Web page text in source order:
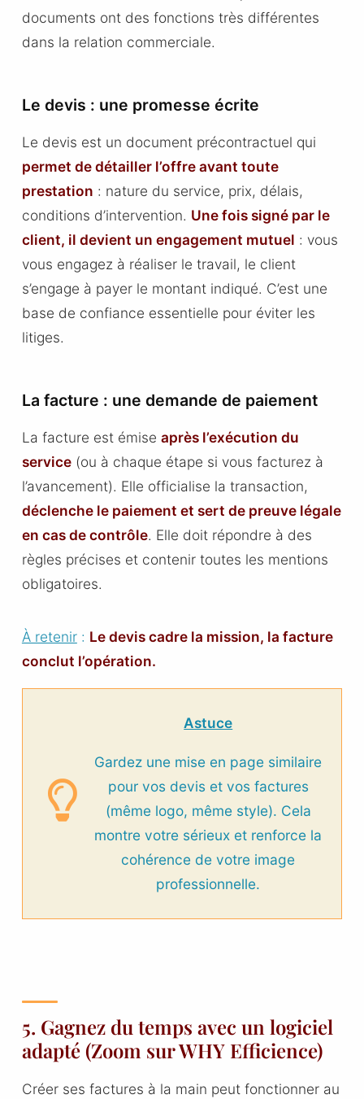
documents ont des fonctions très différentes
dans la relation commerciale.
Le devis : une promesse écrite
Le devis est un document précontractuel qui
permet de détailler l’offre avant toute
prestation : nature du service, prix, délais,
conditions d’intervention. Une fois signé par le
client, il devient un engagement mutuel : vous
vous engagez à réaliser le travail, le client
s’engage à payer le montant indiqué. C’est une
base de confiance essentielle pour éviter les
litiges.
La facture : une demande de paiement
La facture est émise après l’exécution du
service(ou à chaque étape si vous facturez à
l’avancement). Elle officialise la transaction,
déclenche le paiement et sert de preuve légale
en cas de contrôle. Elle doit répondre à des
règles précises et contenir toutes les mentions
obligatoires.
À retenir: Le devis cadre la mission, la facture
conclut l’opération.
Astuce
Gardez une mise en page similaire
pour vos devis et vos factures
(même logo, même style). Cela
montre votre sérieux et renforce la
cohérence de votre image
professionnelle.
5. Gagnez du temps avec un logiciel
adapté (Zoom sur WHY Efficience)
Créer ses factures à la main peut fonctionner au